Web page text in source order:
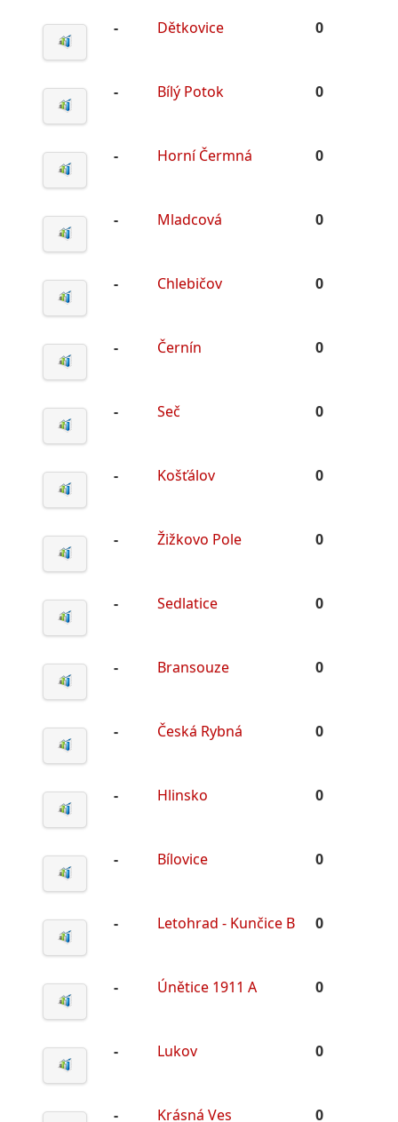
- Dětkovice 0
- Bílý Potok 0
- Horní Čermná 0
- Mladcová 0
- Chlebičov 0
- Černín 0
- Seč 0
- Košťálov 0
- Žižkovo Pole 0
- Sedlatice 0
- Bransouze 0
- Česká Rybná 0
- Hlinsko 0
- Bílovice 0
- Letohrad - Kunčice B 0
- Únětice 1911 A 0
- Lukov 0
- Krásná Ves 0